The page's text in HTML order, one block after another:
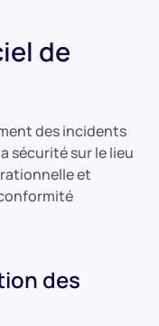
de
des incidents
sécurité sur le lieu
et
des